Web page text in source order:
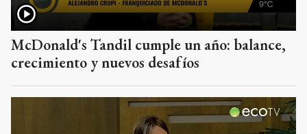
McDonald's Tandil cumple un año: balance,
crecimiento y nuevos desafíos